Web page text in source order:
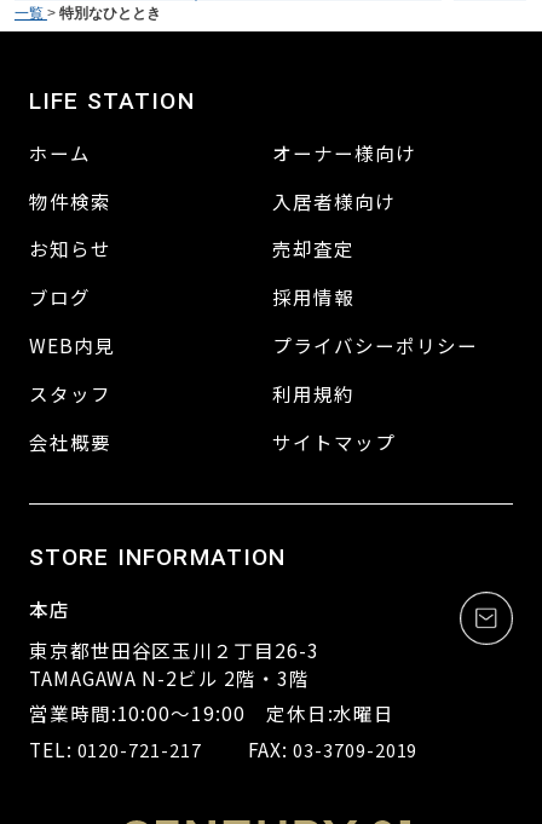
一覧 > 特別なひととき
LIFE STATION
ホーム
物件検索
お知らせ
ブログ
WEB内見
スタッフ
会社概要
オーナー様向け
入居者様向け
売却査定
採用情報
プライバシーポリシー
利用規約
サイトマップ
STORE INFORMATION
本店
東京都世田谷区玉川２丁目26-3
TAMAGAWA N-2ビル 2階・3階
営業時間:10:00～19:00 定休日:水曜日
TEL: 0120-721-217 FAX:03-3709-2019